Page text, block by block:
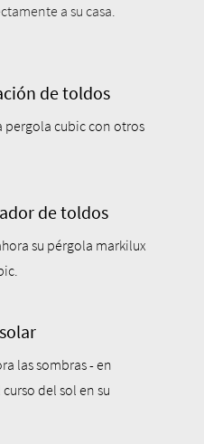
a su casa.
de toldos
pergola cubic con otros
de toldos
su pérgola markilux
las sombras - en
del sol en su